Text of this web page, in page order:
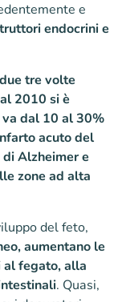
e
endocrini e
tre volte
2010 si è
dal 10 al 30%
acuto del
Alzheimer e
zone ad alta
del feto,
aumentano le
al fegato, alla
. Quasi,